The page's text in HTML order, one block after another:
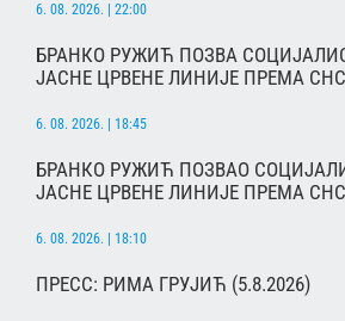
6. 08. 2026. | 22:00
БРАНКО РУЖИЋ ПОЗВА
ЈАСНЕ ЦРВЕНЕ ЛИНИЈЕ ПРЕМА СНС
6. 08. 2026. | 18:45
БРАНКО РУЖИЋ ПОЗВАО
ЈАСНЕ ЦРВЕНЕ ЛИНИЈЕ ПРЕМА СНС
6. 08. 2026. | 18:10
ПРЕСС: РИМА ГРУЈИЋ (5.8.2026)